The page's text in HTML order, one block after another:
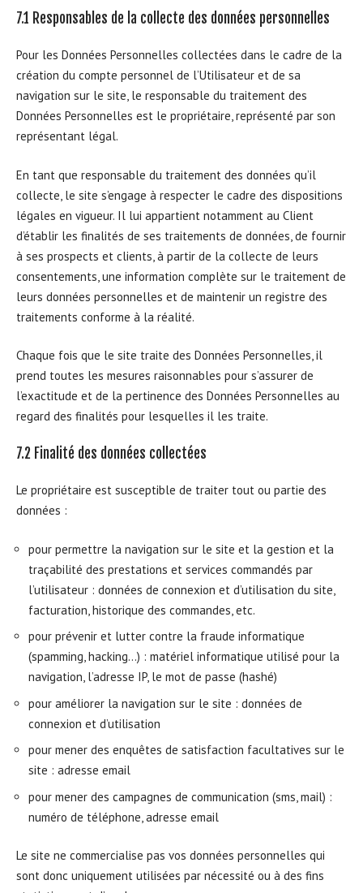
7.1 Responsables de la collecte des données personnelles
Pour les Données Personnelles collectées dans le cadre de la
création du compte personnel de l’Utilisateur et de sa
navigation sur le site, le responsable du traitement des
Données Personnelles est le propriétaire, représenté par son
représentant légal.
En tant que responsable du traitement des données qu’il
collecte, le site s’engage à respecter le cadre des dispositions
légales en vigueur. Il lui appartient notamment au Client
d’établir les finalités de ses traitements de données, de fournir
à ses prospects et clients, à partir de la collecte de leurs
consentements, une information complète sur le traitement de
leurs données personnelles et de maintenir un registre des
traitements conforme à la réalité.
Chaque fois que le site traite des Données Personnelles, il
prend toutes les mesures raisonnables pour s’assurer de
l’exactitude et de la pertinence des Données Personnelles au
regard des finalités pour lesquelles il les traite.
7.2 Finalité des données collectées
Le propriétaire est susceptible de traiter tout ou partie des
données :
pour permettre la navigation sur le site et la gestion et la
traçabilité des prestations et services commandés par
l’utilisateur : données de connexion et d’utilisation du site,
facturation, historique des commandes, etc.
pour prévenir et lutter contre la fraude informatique
(spamming, hacking…) : matériel informatique utilisé pour la
navigation, l’adresse IP, le mot de passe (hashé)
pour améliorer la navigation sur le site : données de
connexion et d’utilisation
pour mener des enquêtes de satisfaction facultatives sur le
site : adresse email
pour mener des campagnes de communication (sms, mail) :
numéro de téléphone, adresse email
Le site ne commercialise pas vos données personnelles qui
sont donc uniquement utilisées par nécessité ou à des fins